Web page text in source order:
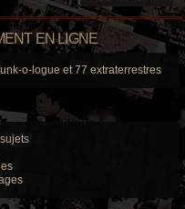
EN LIGNE
o-logue et 77 extraterrestres